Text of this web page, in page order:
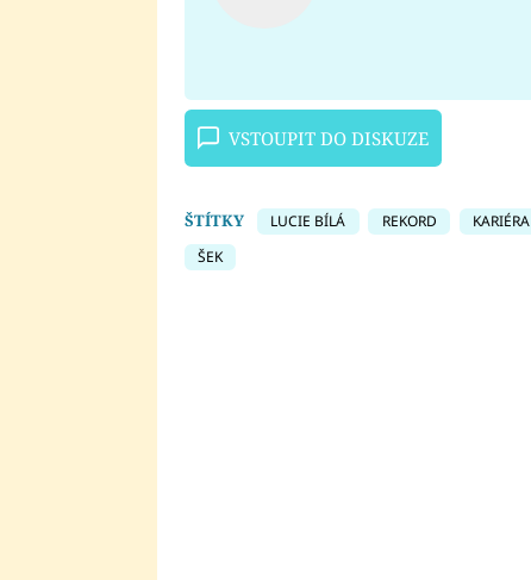
VSTOUPIT DO DISKUZE
ŠTÍTKY LUCIE BÍLÁ REKORD KARIÉRA
ŠEK